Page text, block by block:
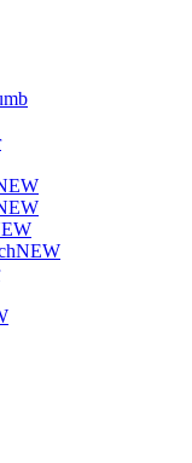
NEW